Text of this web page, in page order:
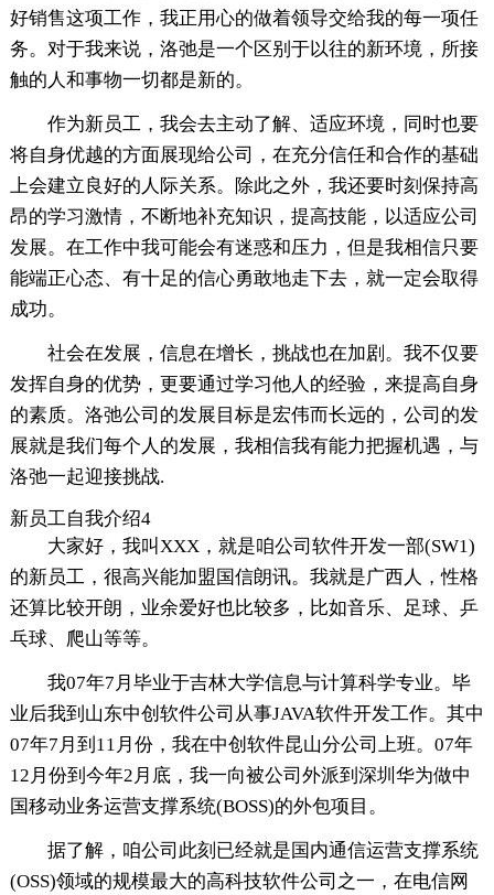
好销售这项工作，我正用心的做着领导交给我的每一项任
务。对于我来说，洛弛是一个区别于以往的新环境，所接
触的人和事物一切都是新的。
作为新员工，我会去主动了解、适应环境，同时也要
将自身优越的方面展现给公司，在充分信任和合作的基础
上会建立良好的人际关系。除此之外，我还要时刻保持高
昂的学习激情，不断地补充知识，提高技能，以适应公司
发展。在工作中我可能会有迷惑和压力，但是我相信只要
能端正心态、有十足的信心勇敢地走下去，就一定会取得
成功。
社会在发展，信息在增长，挑战也在加剧。我不仅要
发挥自身的优势，更要通过学习他人的经验，来提高自身
的素质。洛弛公司的发展目标是宏伟而长远的，公司的发
展就是我们每个人的发展，我相信我有能力把握机遇，与
洛弛一起迎接挑战.
新员工自我介绍4
大家好，我叫XXX，就是咱公司软件开发一部(SW1)
的新员工，很高兴能加盟国信朗讯。我就是广西人，性格
还算比较开朗，业余爱好也比较多，比如音乐、足球、乒
乓球、爬山等等。
我07年7月毕业于吉林大学信息与计算科学专业。毕
业后我到山东中创软件公司从事JAVA软件开发工作。其中
07年7月到11月份，我在中创软件昆山分公司上班。07年
12月份到今年2月底，我一向被公司外派到深圳华为做中
国移动业务运营支撑系统(BOSS)的外包项目。
据了解，咱公司此刻已经就是国内通信运营支撑系统
(OSS)领域的规模最大的高科技软件公司之一，在电信网